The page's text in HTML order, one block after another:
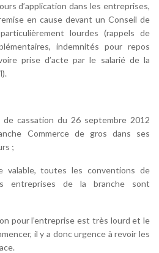
d’application dans les entreprises,
en cause devant un Conseil de
lourdes (rappels de
indemnités pour repos
prise d’acte par le salarié de la
cassation du 26 septembre 2012
Commerce de gros dans ses
;
valable, toutes les conventions de
entreprises de la branche sont
pour l’entreprise est très lourd et le
il y a donc urgence à revoir les